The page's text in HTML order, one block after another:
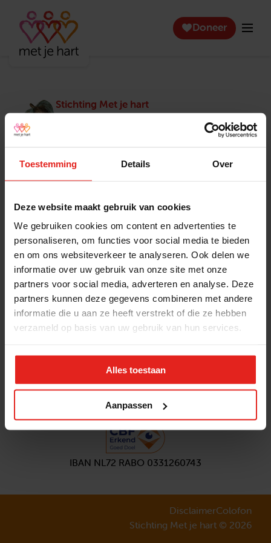
Toestemming Details Over
Deze website maakt gebruik van cookies
We gebruiken cookies om content en advertenties te
personaliseren, om functies voor social media te bieden
en om ons websiteverkeer te analyseren. Ook delen we
informatie over uw gebruik van onze site met onze
partners voor social media, adverteren en analyse. Deze
partners kunnen deze gegevens combineren met andere
informatie die u aan ze heeft verstrekt of die ze hebben
verzameld op basis van uw gebruik van hun services.
Alles toestaan
Aanpassen
Doneer
Stichting Met je hart
Stichting Met je hart laat ouderen die zich
eenzaam voelen weer genieten en inspireert
winnaar van het Appeltje van Oranje.
Actuele vacatures
Pers en media
Jaarverslag 2025
Contact
Klachtenprocedure
Privacyverklaring
Opzeggen
Volg ons
Aanmeldennieuwsbrief
IBAN NL72 RABO 0331260743
DisclaimerColofon
Stichting Met je hart © 2026